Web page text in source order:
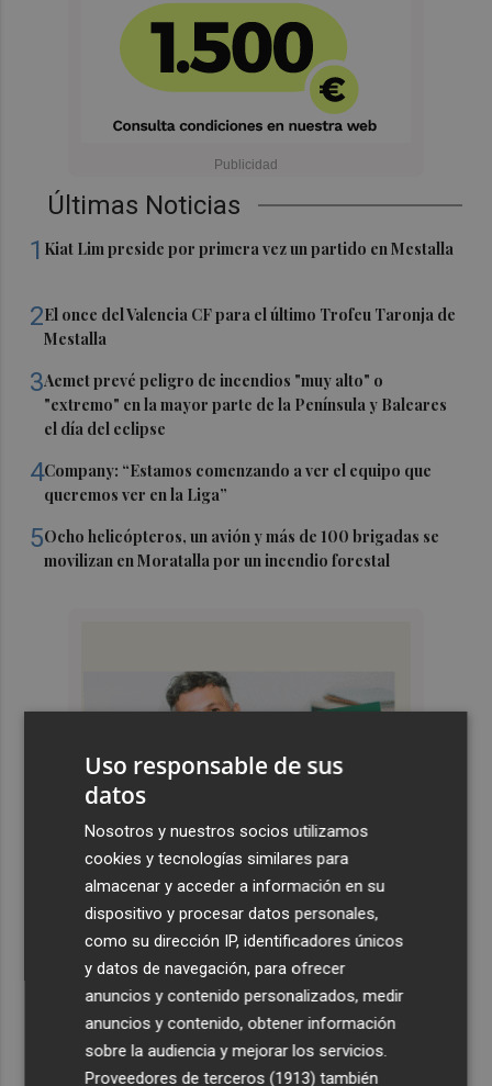
Últimas Noticias
1 Kiat Lim preside por primera vez un partido en Mestalla
2El once del Valencia CF para el último Trofeu Taronja de
Mestalla
3Aemet prevé peligro de incendios "muy alto" o
"extremo" en la mayor parte de la Península y Baleares
el día del eclipse
4Company: “Estamos comenzando a ver el equipo que
queremos ver en la Liga”
5Ocho helicópteros, un avión y más de 100 brigadas se
movilizan en Moratalla por un incendio forestal
Uso responsable de sus
datos
Nosotros y nuestros socios utilizamos
cookies y tecnologías similares para
almacenar y acceder a información en su
dispositivo y procesar datos personales,
como su dirección IP, identificadores únicos
y datos de navegación, para ofrecer
anuncios y contenido personalizados, medir
anuncios y contenido, obtener información
sobre la audiencia y mejorar los servicios.
Proveedores de terceros (1913) también